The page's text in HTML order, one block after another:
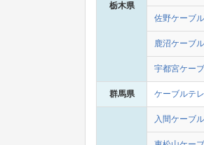
栃木県
佐野ケーブ
鹿沼ケーブ
宇都宮ケー
群馬県 ケーブルテレ
入間ケーブ